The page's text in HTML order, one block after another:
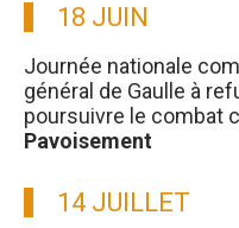
18 JUIN
Journée nationale
général de Gaulle à
poursuivre le combat
Pavoisement
14 JUILLET